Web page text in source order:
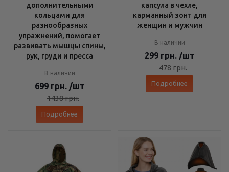
дополнительными
кольцами для
разнообразных
упражнений, помогает
развивать мышцы спины,
рук, груди и пресса
В наличии
699 грн. /шт
1438грн.
Подробнее
капсула в чехле,
карманный зонт для
женщин и мужчин
В наличии
299 грн. /шт
478грн.
Подробнее